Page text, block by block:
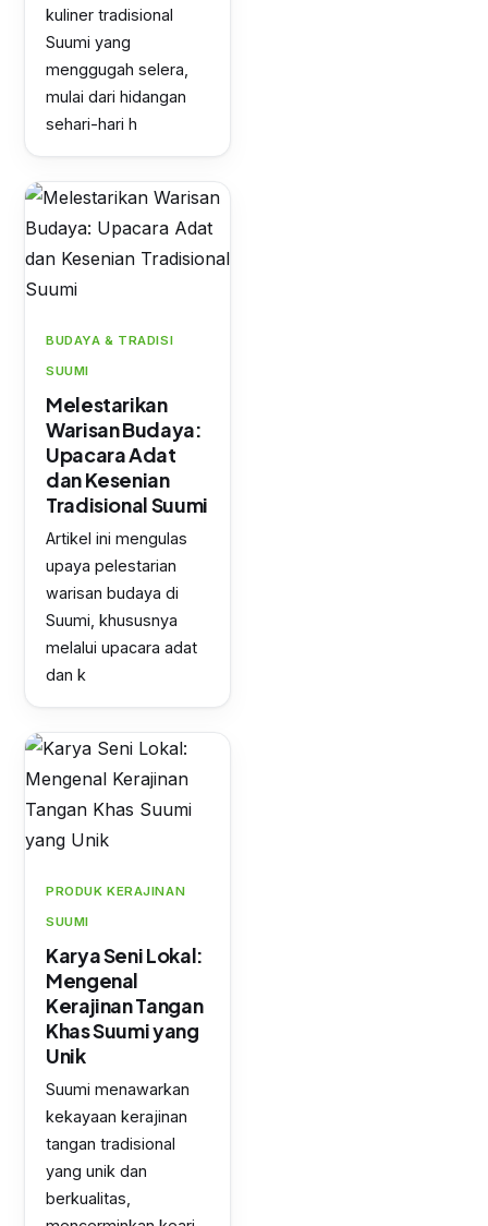
kuliner tradisional
Suumi yang
menggugah selera,
mulai dari hidangan
sehari-hari h
BUDAYA & TRADISI
SUUMI
Melestarikan
Warisan Budaya:
Upacara Adat
dan Kesenian
Tradisional Suumi
Artikel ini mengulas
upaya pelestarian
warisan budaya di
Suumi, khususnya
melalui upacara adat
dan k
PRODUK KERAJINAN
SUUMI
Karya Seni Lokal:
Mengenal
Kerajinan Tangan
Khas Suumi yang
Unik
Suumi menawarkan
kekayaan kerajinan
tangan tradisional
yang unik dan
berkualitas,